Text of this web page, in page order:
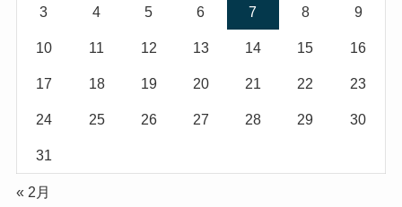
3 4 5 6 7 8 9
10 11 12 13 14 15 16
17 18 19 20 21 22 23
24 25 26 27 28 29 30
31
« 2月